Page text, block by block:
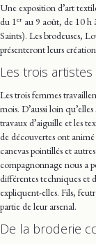
Une exposition d’art
du 1er au 9 août, de 10 h
Saints). Les brodeuses,
présenteront leurs
Les trois artistes
Les trois femmes
mois. D’aussi loin
travaux d’aiguille et les
de découvertes ont
canevas pointillés et
compagnonnage nous a
différentes techniques et
expliquent-elles. Fils,
partie de leur arsenal.
De la broderie